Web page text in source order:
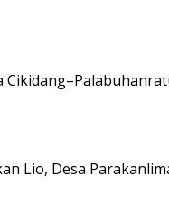
Lio, Desa